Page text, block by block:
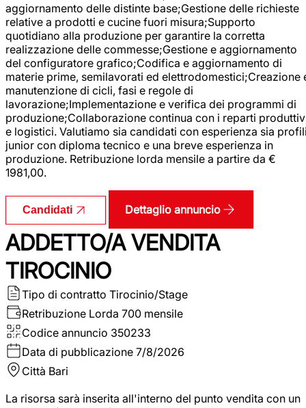
aggiornamento delle distinte base;Gestione delle richieste
relative a prodotti e cucine fuori misura;Supporto
quotidiano alla produzione per garantire la corretta
realizzazione delle commesse;Gestione e aggiornamento
del configuratore grafico;Codifica e aggiornamento di
materie prime, semilavorati ed elettrodomestici;Creazione
manutenzione di cicli, fasi e regole di
lavorazione;Implementazione e verifica dei programmi di
produzione;Collaborazione continua con i reparti
e logistici. Valutiamo sia candidati con esperienza sia
junior con diploma tecnico e una breve esperienza in
produzione. Retribuzione lorda mensile a partire da €
1981,00.
Candidati Dettaglio annuncio
ADDETTO/A VENDITA
TIROCINIO
Tipo di contratto Tirocinio/Stage
Retribuzione Lorda 700 mensile
Codice annuncio 350233
Data di pubblicazione 7/8/2026
Città Bari
La risorsa sarà inserita all'interno del punto vendita con un